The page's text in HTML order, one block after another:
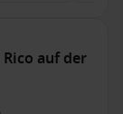
auf der